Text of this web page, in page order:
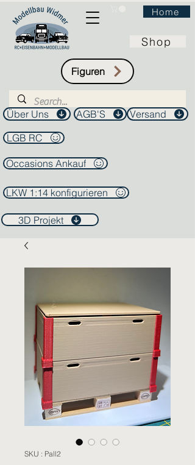
Home
Shop
Figuren
Über Uns AGB'S
Versand
LGB RC
Occasions Ankauf
LKW 1:14 konfigurieren
3D Projekt
SKU : Pall2